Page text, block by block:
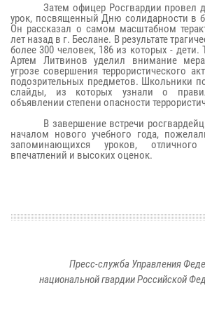
Затем офицер Росгвардии провел
урок, посвященный Дню солидарности в
Он рассказал о самом масштабном
лет назад в г. Беслане. В результате
более 300 человек, 186 из которых - дети.
Артем Литвинов уделил внимание
угрозе совершения террористического
подозрительных предметов. Школьники
слайды, из которых узнали о
объявлении степени опасности
В завершение встречи
началом нового учебного года,
запоминающихся уроков, отличного
впечатлений и высоких оценок.
Пресс-служба Управления
национальной гвардии Российской